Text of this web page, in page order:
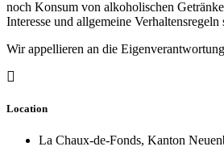
noch Konsum von alkoholischen
Interesse und allgemeine
Wir appellieren an die
Location
La Chaux-de-Fonds, Kanton